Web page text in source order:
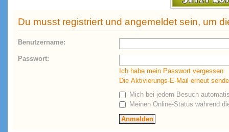
Du musst registriert und angemeldet sein, um
Benutzername:
Passwort:
Ich habe mein Passwort vergessen
Die Aktivierungs-E-Mail erneut
Mich bei jedem Besuch
Meinen Online-Status während